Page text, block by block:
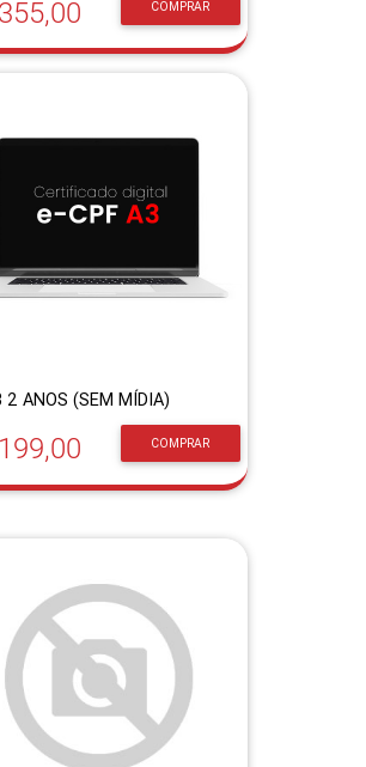
COMPRAR
2 ANOS (SEM MÍDIA)
COMPRAR